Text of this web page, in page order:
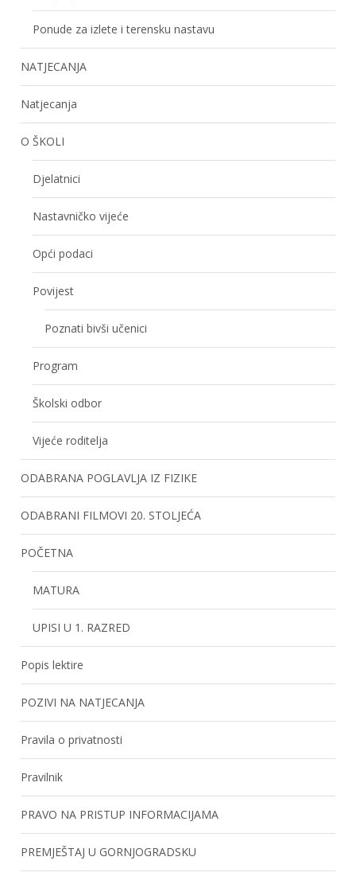
Ponude za izlete i terensku nastavu
NATJECANJA
Natjecanja
O ŠKOLI
Djelatnici
Nastavničko vijeće
Opći podaci
Povijest
Poznati bivši učenici
Program
Školski odbor
Vijeće roditelja
ODABRANA POGLAVLJA IZ FIZIKE
ODABRANI FILMOVI 20. STOLJEĆA
POČETNA
MATURA
UPISI U 1. RAZRED
Popis lektire
POZIVI NA NATJECANJA
Pravila o privatnosti
Pravilnik
PRAVO NA PRISTUP INFORMACIJAMA
PREMJEŠTAJ U GORNJOGRADSKU